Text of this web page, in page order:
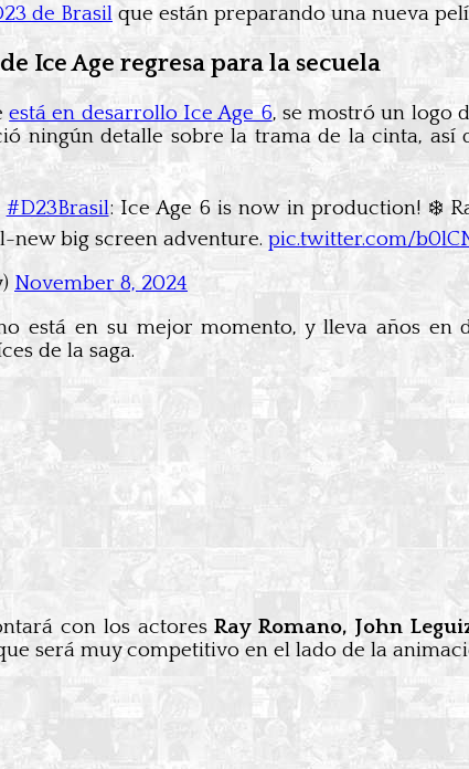
de Brasil que están preparando una nueva
Ice Age regresa para la secuela
está en desarrollo Ice Age 6, se mostró un logo
ningún detalle sobre la trama de la cinta,
#D23Brasil: Ice Age 6 is now in production! ❄️
new big screen adventure. pic.twitter.com/
November 8, 2024
está en su mejor momento, y lleva años en
de la saga.
con los actoresRay Romano, John
será muy competitivo en el lado de la